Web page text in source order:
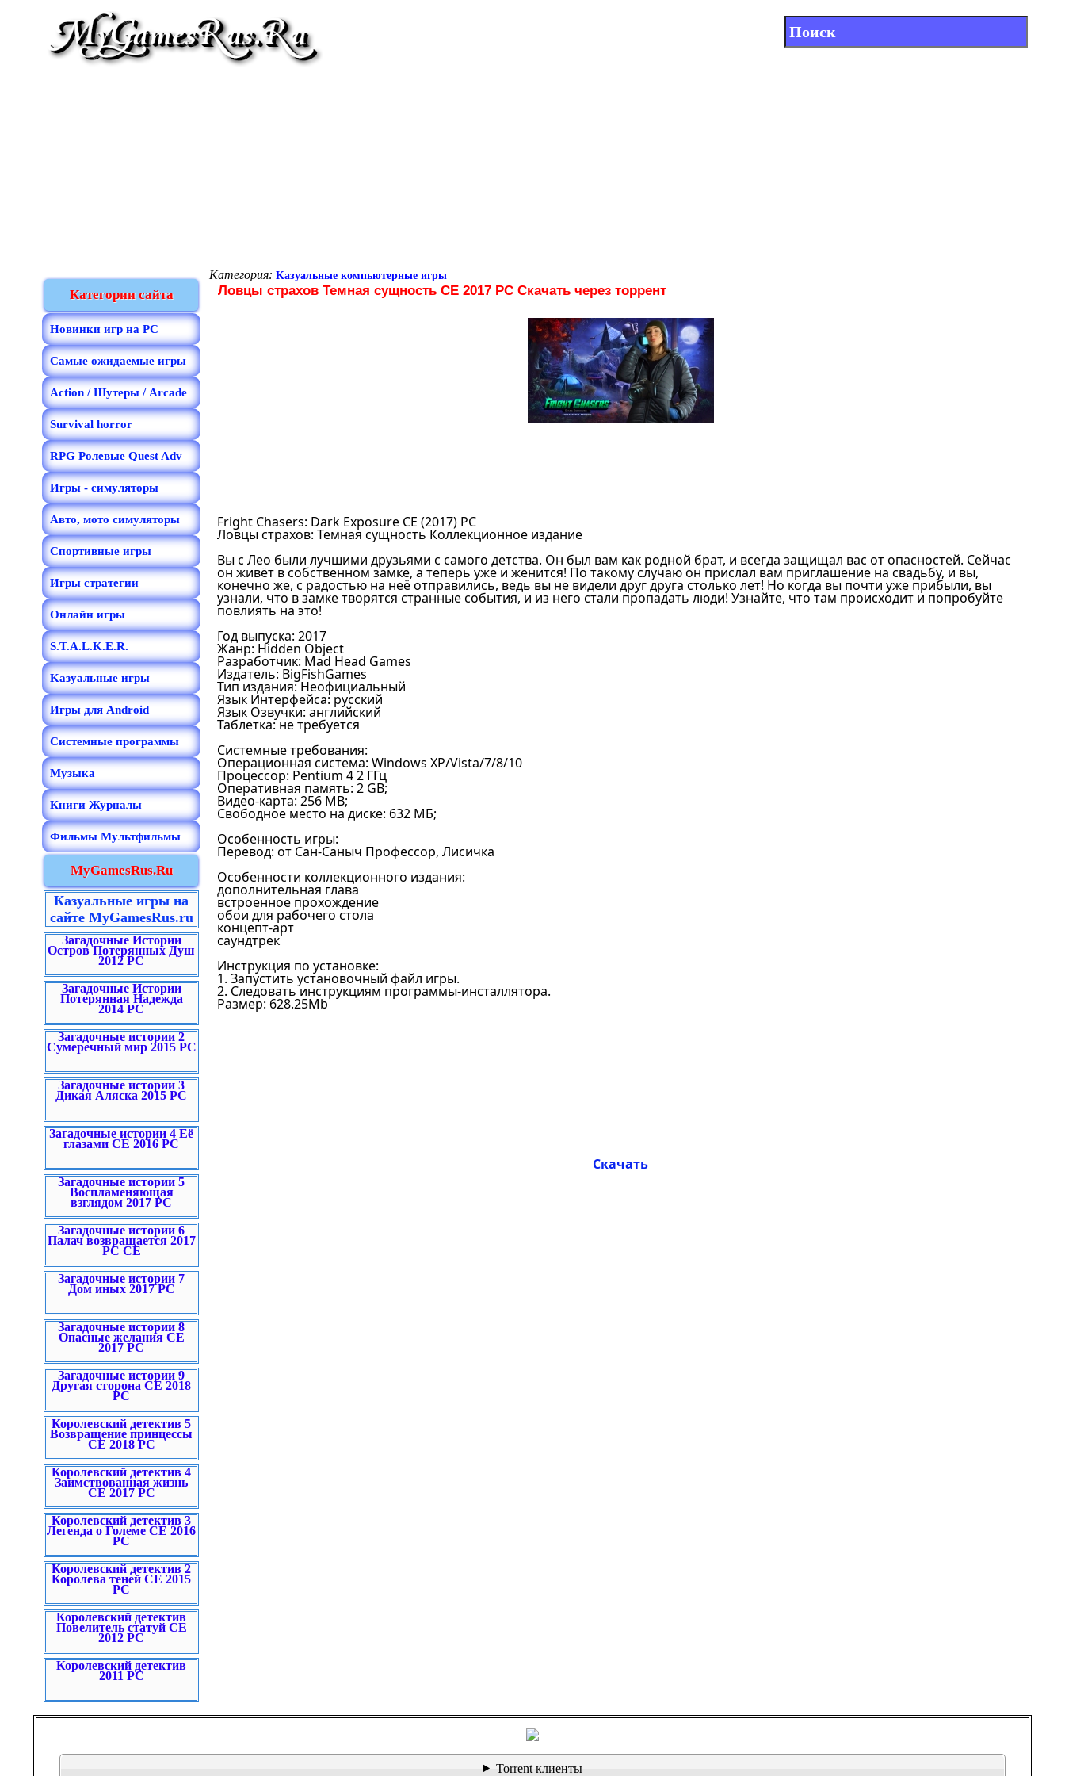
Категории сайта
Новинки игр на PC
Самые ожидаемые игры
Action / Шутеры / Arcade
Survival horror
RPG Ролевые Quest Adv
Игры - симуляторы
Авто, мото симуляторы
Спортивные игры
Игры стратегии
Онлайн игры
S.T.A.L.K.E.R.
Kазуальные игры
Игры для Android
Системные программы
Музыка
Книги Журналы
Фильмы Мультфильмы
MyGamesRus.Ru
Казуальные игры на
сайте MyGamesRus.ru
Загадочные Истории
Остров Потерянных Душ
2012 PC
Загадочные Истории
Потерянная Надежда
2014 PC
Загадочные истории 2
Сумеречный мир 2015 PC
Загадочные истории 3
Дикая Аляска 2015 PC
Загадочные истории 4 Её
глазами CE 2016 PC
Загадочные истории 5
Воспламеняющая
взглядом 2017 PC
Загадочные истории 6
Палач возвращается 2017
PC CE
Загадочные истории 7
Дом иных 2017 PC
Загадочные истории 8
Опасные желания CE
2017 PC
Загадочные истории 9
Другая сторона CE 2018
PC
Королевский детектив 5
Возвращение принцессы
CE 2018 PC
Королевский детектив 4
Заимствованная жизнь
CE 2017 PC
Королевский детектив 3
Легенда о Големе CE 2016
PC
Королевский детектив 2
Королева теней CE 2015
PC
Королевский детектив
Повелитель статуй СЕ
2012 PC
Королевский детектив
2011 PC
Категория: Kазуальные компьютерные игры
Ловцы страхов Темная сущность CE 2017 PC Скачать через торрент
Fright Chasers: Dark Exposure CE (2017) PC
Ловцы страхов: Темная сущность Коллекционное издание
Вы с Лео были лучшими друзьями с самого детства. Он был вам как родной брат, и всегда защищал вас от опасностей. Сейчас
он живёт в собственном замке, а теперь уже и женится! По такому случаю он прислал вам приглашение на свадьбу, и вы,
конечно же, с радостью на неё отправились, ведь вы не видели друг друга столько лет! Но когда вы почти уже прибыли, вы
узнали, что в замке творятся странные события, и из него стали пропадать люди! Узнайте, что там происходит и попробуйте
повлиять на это!
Год выпуска: 2017
Жанр: Hidden Object
Разработчик: Mad Head Games
Издатель: BigFishGames
Тип издания: Неофициальный
Язык Интерфейса: русский
Язык Озвучки: английский
Таблетка: не требуется
Системные требования:
Операционная система: Windows XP/Vista/7/8/10
Процессор: Pentium 4 2 ГГц
Оперативная память: 2 GB;
Видео-карта: 256 MB;
Свободное место на диске: 632 MБ;
Особенность игры:
Перевод: от Сан-Саныч Профессор, Лисичка
Особенности коллекционного издания:
дополнительная глава
встроенное прохождение
обои для рабочего стола
концепт-арт
саундтрек
Инструкция по установке:
1. Запустить установочный файл игры.
2. Следовать инструкциям программы-инсталлятора.
Размер: 628.25Mb
Скачать
Torrent клиенты